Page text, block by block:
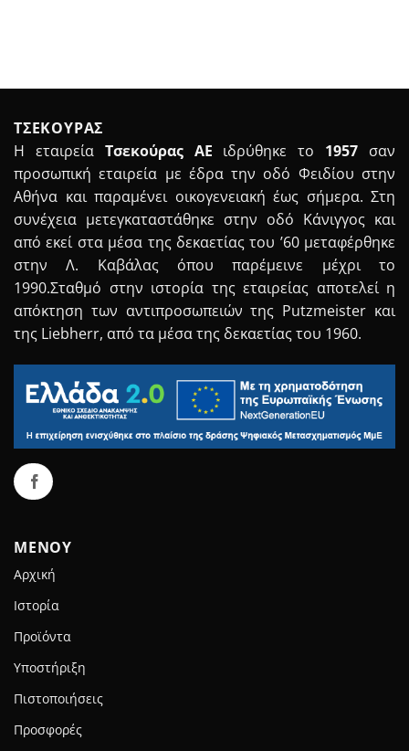
ΤΣΕΚΟΥΡΑΣ
Η εταιρεία Τσεκούρας ΑΕ ιδρύθηκε το 1957 σαν
προσωπική εταιρεία με έδρα την οδό Φειδίου στην
Αθήνα και παραμένει οικογενειακή έως σήμερα. Στη
συνέχεια μετεγκαταστάθηκε στην οδό Κάνιγγος και
από εκεί στα μέσα της δεκαετίας του ’60 μεταφέρθηκε
στην Λ. Καβάλας όπου παρέμεινε μέχρι το
1990.Σταθμό στην ιστορία της εταιρείας αποτελεί η
απόκτηση των αντιπροσωπειών της Putzmeister και
της Liebherr, από τα μέσα της δεκαετίας του 1960.
ΜΕΝΟΥ
Αρχική
Ιστορία
Προϊόντα
Υποστήριξη
Πιστοποιήσεις
Προσφορές